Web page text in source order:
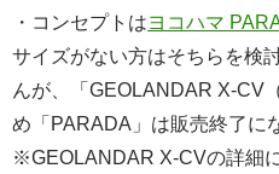
・コンセプトはヨコハマ
サイズがない方はそちらを検
んが、「GEOLANDAR X-CV
め「PARADA」は販売終了に
※GEOLANDAR X-CVの詳細